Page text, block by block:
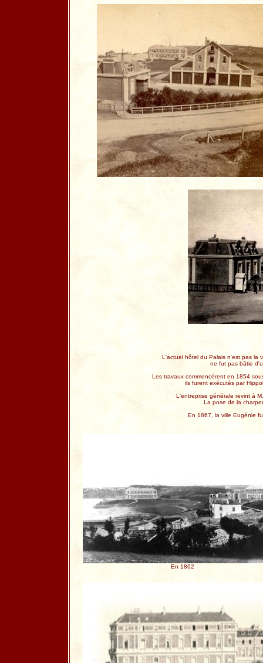
L'actuel hôtel du Palais n'est pas la
ne fut pas bâtie
Les travaux commencèrent en 1854
ils furent exécutés par
L'entreprise générale revint à
La pose de la
En 1867, la ville Eugénie
En 1862